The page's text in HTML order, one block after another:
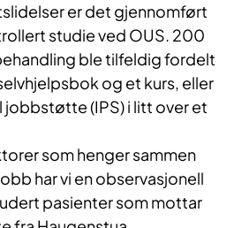
er det gjennomført
studie ved OUS. 200
ble tilfeldig fordelt
og et kurs, eller
(IPS) i litt over et
som henger sammen
har vi en observasjonell
pasienter som mottar